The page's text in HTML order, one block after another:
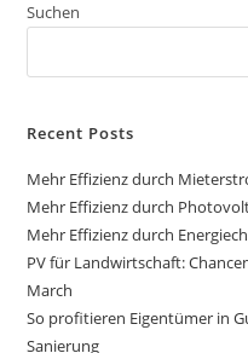
Suchen
Recent Posts
Mehr Effizienz durch
Mehr Effizienz durch
Mehr Effizienz durch
PV für Landwirtschaft:
March
So profitieren Eigentümer in
Sanierung